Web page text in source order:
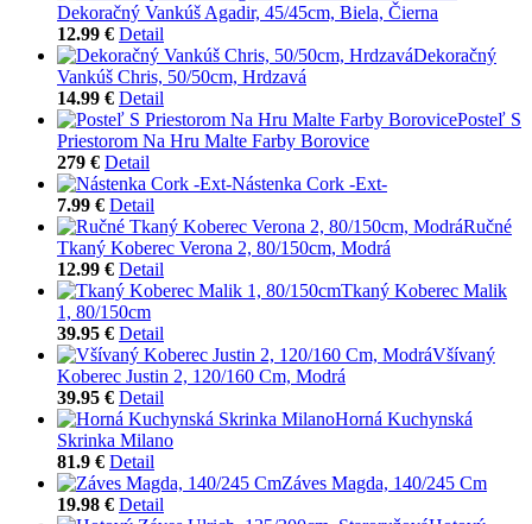
Dekoračný Vankúš Agadir, 45/45cm, Biela, Čierna
12.99 € Detail
Dekoračný
Vankúš Chris, 50/50cm, Hrdzavá
14.99 € Detail
Posteľ S
Priestorom Na Hru Malte Farby Borovice
279 € Detail
Nástenka Cork -Ext-
7.99 € Detail
Ručné
Tkaný Koberec Verona 2, 80/150cm, Modrá
12.99 € Detail
Tkaný Koberec Malik
1, 80/150cm
39.95 € Detail
Všívaný
Koberec Justin 2, 120/160 Cm, Modrá
39.95 € Detail
Horná Kuchynská
Skrinka Milano
81.9 € Detail
Záves Magda, 140/245 Cm
19.98 € Detail